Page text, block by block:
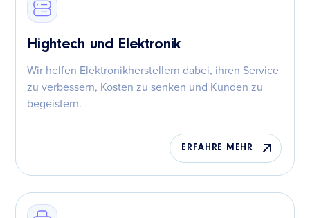
Hightech und Elektronik
Wir helfen Elektronikherstellern dabei, ihren Service
zu verbessern, Kosten zu senken und Kunden zu
begeistern.
ERFAHRE MEHR